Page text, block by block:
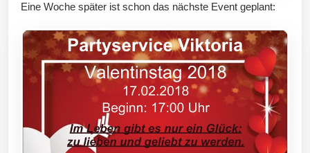
Eine Woche später ist schon das nächste Event geplant: